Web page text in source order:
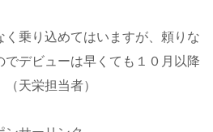
く乗り込めてはいますが、頼りな
でデビューは早くても１０月以降
天栄担当者）